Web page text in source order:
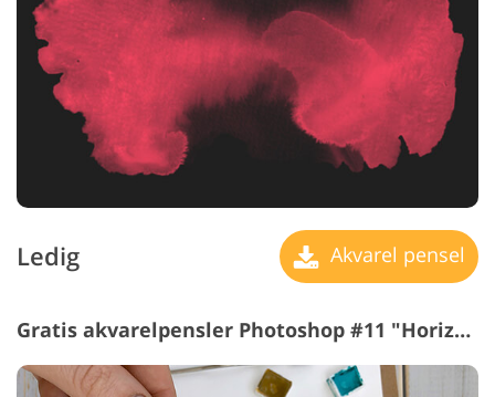
Ledig Akvarel pensel
Gratis akvarelpensler Photoshop #11 "Horizon Line"